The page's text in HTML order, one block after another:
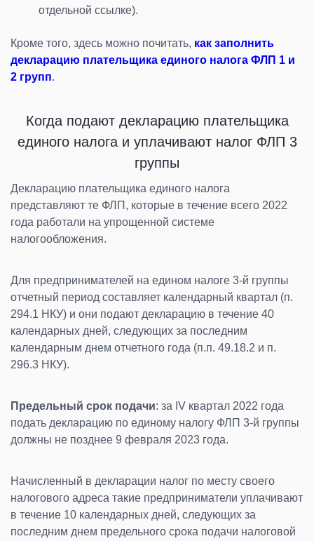
отдельной ссылке).
Кроме того, здесь можно почитать, как заполнить
декларацию плательщика единого налога ФЛП 1 и
2 групп.
Когда подают декларацию плательщика
единого налога и уплачивают налог ФЛП 3
группы
Декларацию плательщика единого налога
представляют те ФЛП, которые в течение всего 2022
года работали на упрощенной системе
налогообложения.
Для предпринимателей на едином налоге 3-й группы
отчетный период составляет календарный квартал (п.
294.1 НКУ) и они подают декларацию в течение 40
календарных дней, следующих за последним
календарным днем отчетного года (п.п. 49.18.2 и п.
296.3 НКУ).
Предельный срок подачи: за IV квартал 2022 года
подать декларацию по единому налогу ФЛП 3-й группы
должны не позднее 9 февраля 2023 года.
Начисленный в декларации налог по месту своего
налогового адреса такие предприниматели уплачивают
в течение 10 календарных дней, следующих за
последним днем предельного срока подачи налоговой